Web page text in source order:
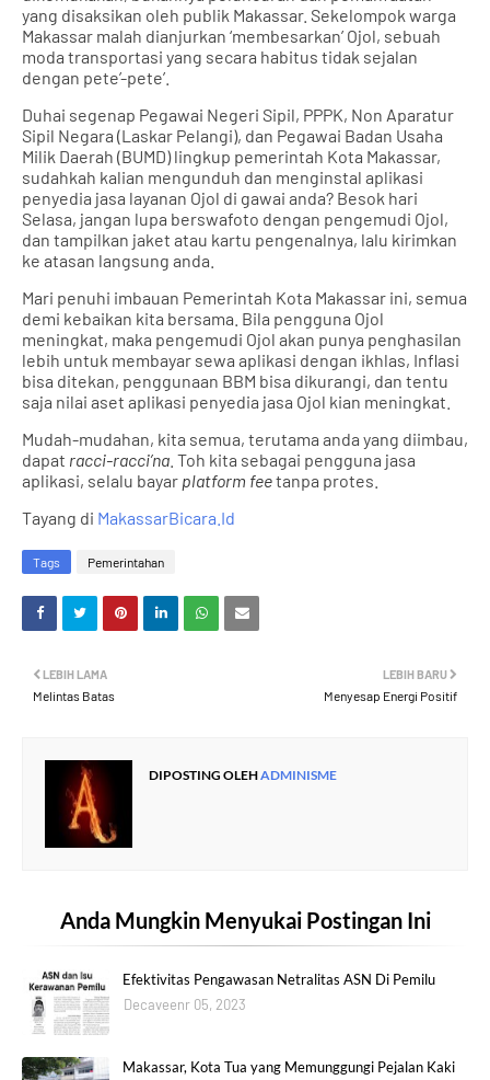
yang disaksikan oleh publik Makassar. Sekelompok warga
Makassar malah dianjurkan ‘membesarkan’ Ojol, sebuah
moda transportasi yang secara habitus tidak sejalan
dengan pete’-pete’.
Duhai segenap Pegawai Negeri Sipil, PPPK, Non Aparatur
Sipil Negara (Laskar Pelangi), dan Pegawai Badan Usaha
Milik Daerah (BUMD) lingkup pemerintah Kota Makassar,
sudahkah kalian mengunduh dan menginstal aplikasi
penyedia jasa layanan Ojol di gawai anda? Besok hari
Selasa, jangan lupa berswafoto dengan pengemudi Ojol,
dan tampilkan jaket atau kartu pengenalnya, lalu kirimkan
ke atasan langsung anda.
Mari penuhi imbauan Pemerintah Kota Makassar ini, semua
demi kebaikan kita bersama. Bila pengguna Ojol
meningkat, maka pengemudi Ojol akan punya penghasilan
lebih untuk membayar sewa aplikasi dengan ikhlas, Inflasi
bisa ditekan, penggunaan BBM bisa dikurangi, dan tentu
saja nilai aset aplikasi penyedia jasa Ojol kian meningkat.
Mudah-mudahan, kita semua, terutama anda yang diimbau,
dapat racci-racci’na . Toh kita sebagai pengguna jasa
aplikasi, selalu bayar platform feetanpa protes.
Tayang di MakassarBicara.Id
Tags Pemerintahan
LEBIH BARU
Menyesap Energi Positif
LEBIH LAMA
Melintas Batas
DIPOSTING OLEHADMINISME
Anda Mungkin Menyukai Postingan Ini
Efektivitas Pengawasan Netralitas ASN Di Pemilu
Decaveenr 05, 2023
Makassar, Kota Tua yang Memunggungi Pejalan Kaki